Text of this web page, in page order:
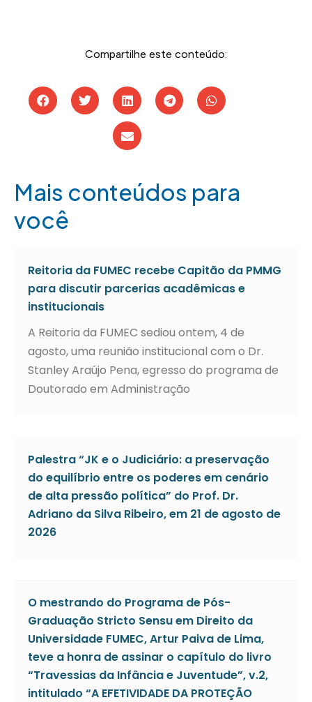
Compartilhe este conteúdo:
Mais conteúdos para
você
Reitoria da FUMEC recebe Capitão da PMMG
para discutir parcerias acadêmicas e
institucionais
A Reitoria da FUMEC sediou ontem, 4 de
agosto, uma reunião institucional com o Dr.
Stanley Araújo Pena, egresso do programa de
Doutorado em Administração
Palestra “JK e o Judiciário: a preservação
do equilíbrio entre os poderes em cenário
de alta pressão política” do Prof. Dr.
Adriano da Silva Ribeiro, em 21 de agosto de
2026
O mestrando do Programa de Pós-
Graduação Stricto Sensu em Direito da
Universidade FUMEC, Artur Paiva de Lima,
teve a honra de assinar o capítulo do livro
“Travessias da Infância e Juventude”, v.2,
intitulado “A EFETIVIDADE DA PROTEÇÃO